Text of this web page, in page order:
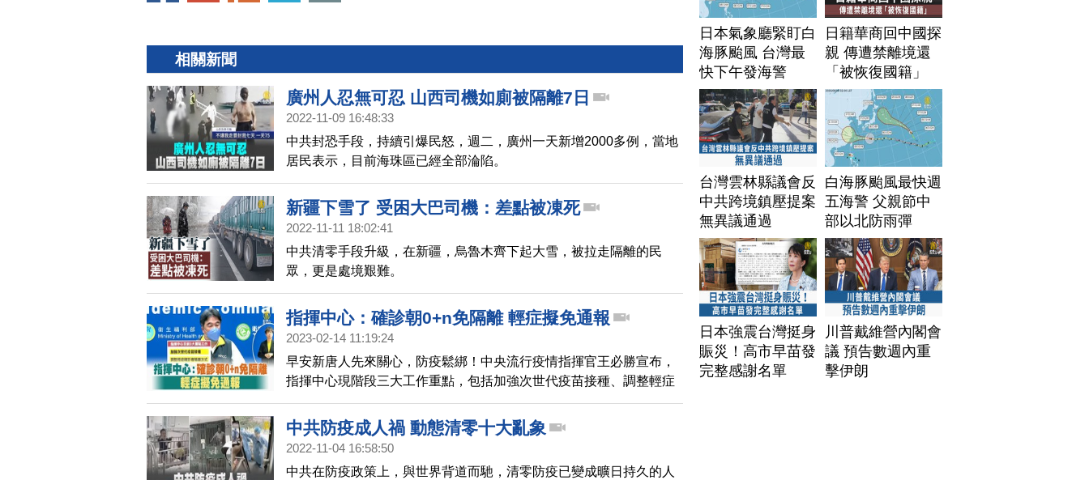
相關新聞
廣州人忍無可忍 山西司機如廁被隔離7日
2022-11-09 16:48:33
中共封恐手段，持續引爆民怒，週二，廣州一天新增2000多例，當地
居民表示，目前海珠區已經全部淪陷。
新疆下雪了 受困大巴司機：差點被凍死
2022-11-11 18:02:41
中共清零手段升級，在新疆，烏魯木齊下起大雪，被拉走隔離的民
眾，更是處境艱難。
指揮中心：確診朝0+n免隔離 輕症擬免通報
2023-02-14 11:19:24
早安新唐人先來關心，防疫鬆綁！中央流行疫情指揮官王必勝宣布，
指揮中心現階段三大工作重點，包括加強次世代疫苗接種、調整輕症
隔離方式，與修正確診者通報定義。繼口罩鬆綁後，下階段將放寬輕
症者免隔離，從5+n調整為0+n。
中共防疫成人禍 動態清零十大亂象
2022-11-04 16:58:50
中共在防疫政策上，與世界背道而馳，清零防疫已變成曠日持久的人
日本氣象廳緊盯白
海豚颱風 台灣最
快下午發海警
日籍華商回中國探
親 傳遭禁離境還
「被恢復國籍」
台灣雲林縣議會反
中共跨境鎮壓提案
無異議通過
白海豚颱風最快週
五海警 父親節中
部以北防雨彈
日本強震台灣挺身
賑災！高市早苗發
完整感謝名單
川普戴維營內閣會
議 預告數週內重
擊伊朗